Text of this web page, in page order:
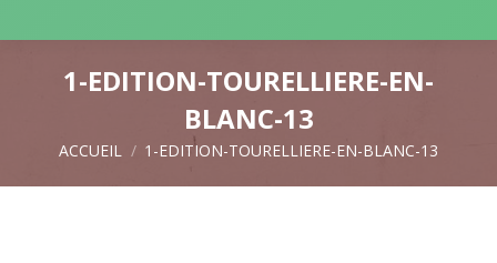
1-EDITION-TOURELLIERE-EN-
BLANC-13
Vous êtes ici :
ACCUEIL 1-EDITION-TOURELLIERE-EN-BLANC-13